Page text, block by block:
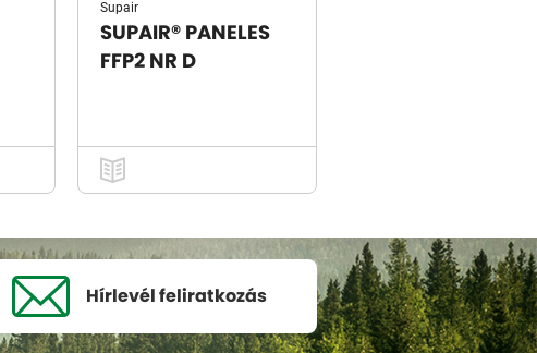
Supair
SUPAIR® PANELES
FFP2 NR D
Hírlevél feliratkozás